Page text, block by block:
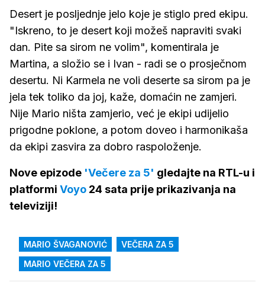
Desert je posljednje jelo koje je stiglo pred ekipu.
"Iskreno, to je desert koji možeš napraviti svaki
dan. Pite sa sirom ne volim", komentirala je
Martina, a složio se i Ivan - radi se o prosječnom
desertu. Ni Karmela ne voli deserte sa sirom pa je
jela tek toliko da joj, kaže, domaćin ne zamjeri.
Nije Mario ništa zamjerio, već je ekipi udijelio
prigodne poklone, a potom doveo i harmonikaša
da ekipi zasvira za dobro raspoloženje.
Nove epizode 'Večere za 5' gledajte na RTL-u i
platformi Voyo 24 sata prije prikazivanja na
televiziji!
MARIO ŠVAGANOVIĆ
VEČERA ZA 5
MARIO VEČERA ZA 5